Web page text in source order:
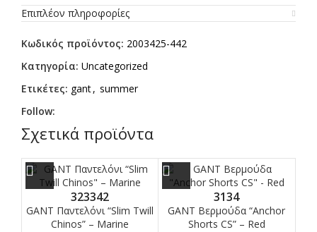
Επιπλέον πληροφορίες
Κωδικός προϊόντος: 2003425-442
Κατηγορία: Uncategorized
Ετικέτες: gant, summer
Follow:
Σχετικά προϊόντα
323342
GANT Παντελόνι “Slim Twill
Chinos” – Marine
3134
GANT Βερμούδα “Anchor
Shorts CS” – Red